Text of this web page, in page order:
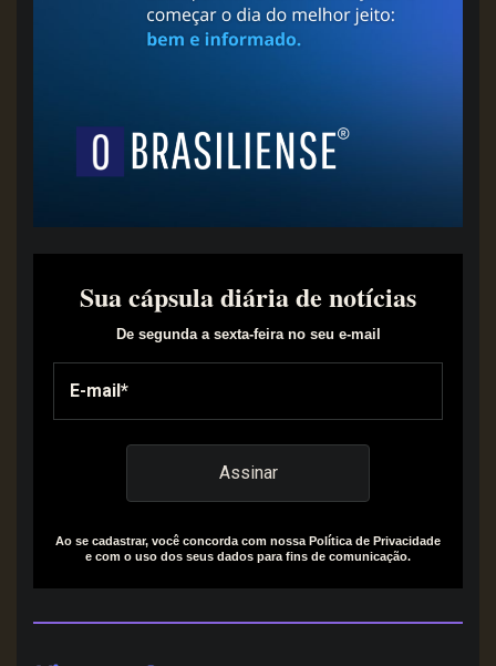
Sua cápsula diária de notícias
De segunda a sexta-feira no seu e-mail
Ao se cadastrar, você concorda com nossa Política de Privacidade
e com o uso dos seus dados para fins de comunicação.